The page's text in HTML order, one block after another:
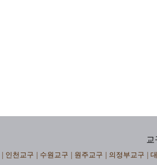
교
인천교구 수원교구 원주교구 의정부교구